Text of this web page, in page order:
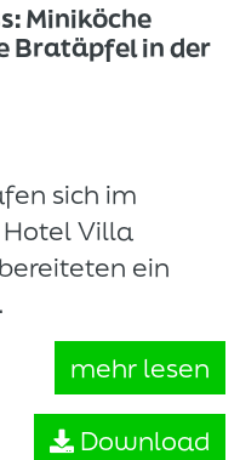
Miniköche
Bratäpfel in der
sich im
Villa
ein
mehr lesen
Download